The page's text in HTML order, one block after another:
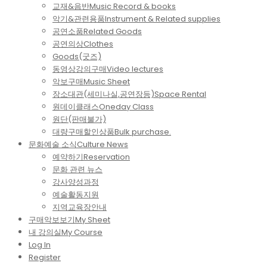
교재&음반Music Record & books
악기&관련용품Instrument & Related supplies
공연소품Related Goods
공연의상Clothes
Goods(굿즈)
동영상강의구매Video lectures
악보구매Music Sheet
장소대관(세미나실,공연장등)Space Rental
원데이클래스Oneday Class
원단(판매불가)
대량구매할인상품Bulk purchase.
문화예술 소식Culture News
예약하기Reservation
문화 관련 뉴스
강사양성과정
예술활동지원
지역교육장안내
구매악보보기My Sheet
내 강의실My Course
Log In
Register